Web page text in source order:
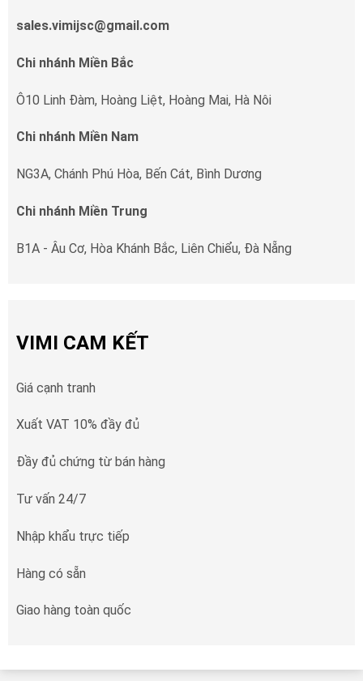
sales.vimijsc@gmail.com
Chi nhánh Miền Bắc
Ô10 Linh Đàm, Hoàng Liệt, Hoàng Mai, Hà Nôi
Chi nhánh Miền Nam
NG3A, Chánh Phú Hòa, Bến Cát, Bình Dương
Chi nhánh Miền Trung
B1A - Âu Cơ, Hòa Khánh Bắc, Liên Chiểu, Đà Nẵng
VIMI CAM KẾT
Giá cạnh tranh
Xuất VAT 10% đầy đủ
Đầy đủ chứng từ bán hàng
Tư vấn 24/7
Nhập khẩu trực tiếp
Hàng có sẵn
Giao hàng toàn quốc